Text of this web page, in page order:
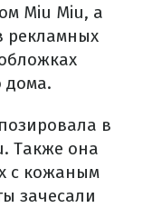
Miu Miu, а
рекламных
дома.
в
Также она
с кожаным
зачесали